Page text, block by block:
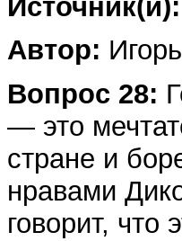
Источник(и):
Автор:
Вопрос 28:
— это
стране и
нравами
говорит,